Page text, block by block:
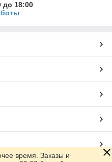
до 18:00
время. Заказы и